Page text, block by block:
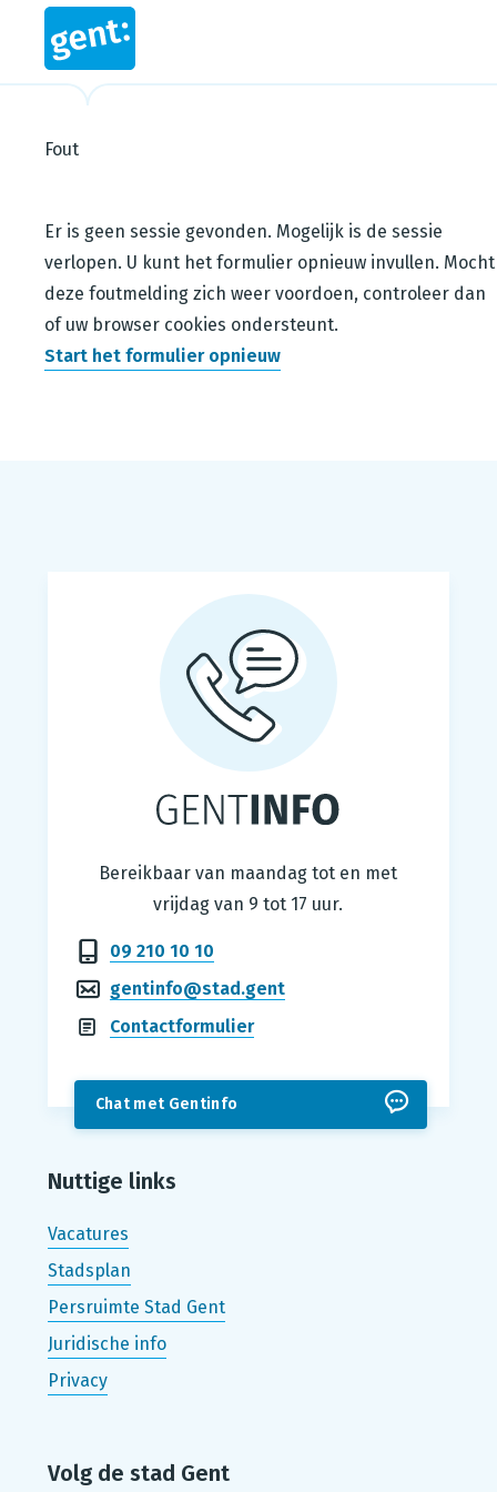
Fout
Steps in this wizard
Er is geen sessie gevonden. Mogelijk is de sessie
verlopen. U kunt het formulier opnieuw invullen. Mocht
deze foutmelding zich weer voordoen, controleer dan
of uw browser cookies ondersteunt.
Start het formulier opnieuw
Gentinfo
Bereikbaar van maandag tot en met
vrijdag van 9 tot 17 uur.
09 210 10 10
gentinfo@stad.gent
Contactformulier
Chat met Gentinfo
Nuttige links
Vacatures
Stadsplan
Persruimte Stad Gent
Juridische info
Privacy
Volg de stad Gent